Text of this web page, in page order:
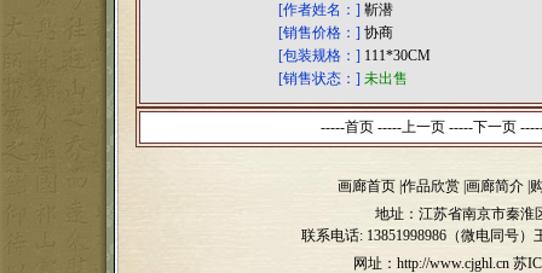
[作者姓名：] 靳潜
[销售价格：] 协商
[包装规格：] 111*30CM
[销售状态：] 未出售
-----首页 -----上一页 -----下一页
画廊首页 作品欣赏 画廊简介
地址：江苏省南京市秦淮
联系电话: 13851998986（微电同号）
网址：http://www.cjghl.cn 苏